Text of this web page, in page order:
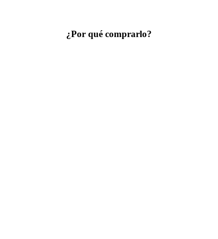
¿Por qué comprarlo?